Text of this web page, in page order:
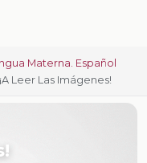
Materna. Español
¡A Leer Las Imágenes!